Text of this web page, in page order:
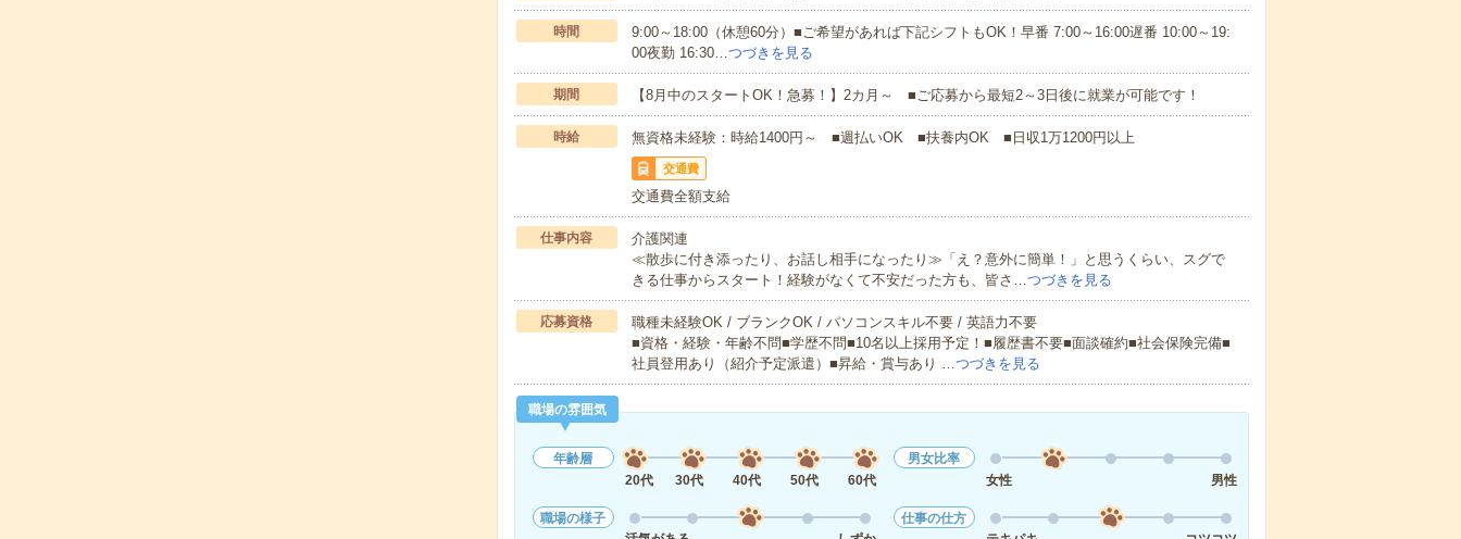
時間
9:00～18:00（休憩60分）■ご希望があれば下記シフトもOK！早番 7:00～16:00遅番 10:00～19:
00夜勤 16:30…つづきを見る
期間 【8月中のスタートOK！急募！】2カ月～ ■ご応募から最短2～3日後に就業が可能です！
時給 無資格未経験：時給1400円～ ■週払いOK ■扶養内OK ■日収1万1200円以上
交通費
交通費全額支給
仕事内容
介護関連
≪散歩に付き添ったり、お話し相手になったり≫「え？意外に簡単！」と思うくらい、スグで
きる仕事からスタート！経験がなくて不安だった方も、皆さ…つづきを見る
応募資格
職種未経験OK / ブランクOK / パソコンスキル不要 / 英語力不要
■資格・経験・年齢不問■学歴不問■10名以上採用予定！■履歴書不要■面談確約■社会保険完備■
社員登用あり（紹介予定派遣）■昇給・賞与あり …つづきを見る
職場の雰囲気
年齢層
20代
30代 40代 50代 60代
男女比率
女性
男性
職場の様子
仕事の仕方